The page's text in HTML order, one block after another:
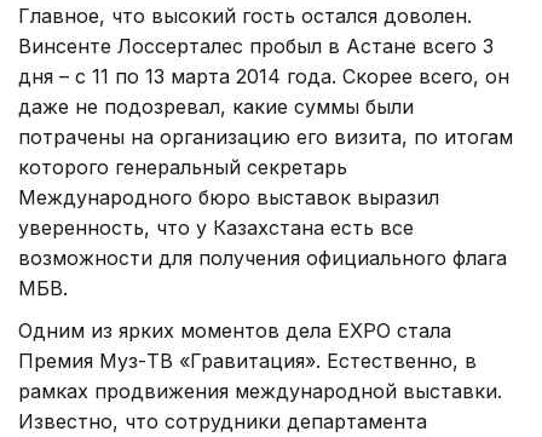
Главное, что высокий гость остался доволен.
Винсенте Лоссерталес пробыл в Астане всего 3
дня – с 11 по 13 марта 2014 года. Скорее всего, он
даже не подозревал, какие суммы были
потрачены на организацию его визита, по итогам
которого генеральный секретарь
Международного бюро выставок выразил
уверенность, что у Казахстана есть все
возможности для получения официального флага
МБВ.
Одним из ярких моментов дела EXPO стала
Премия Муз-ТВ «Гравитация». Естественно, в
рамках продвижения международной выставки.
Известно, что сотрудники департамента